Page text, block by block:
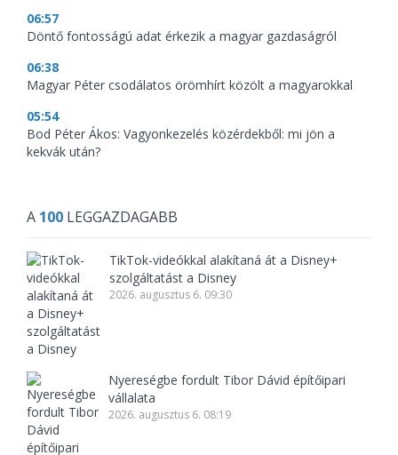
06:57
Döntő fontosságú adat érkezik a magyar gazdaságról
06:38
Magyar Péter csodálatos örömhírt közölt a magyarokkal
05:54
Bod Péter Ákos: Vagyonkezelés közérdekből: mi jön a
kekvák után?
A 100 LEGGAZDAGABB
TikTok-videókkal alakítaná át a Disney+
szolgáltatást a Disney
2026. augusztus 6. 09:30
Nyereségbe fordult Tibor Dávid építőipari
vállalata
2026. augusztus 6. 08:19